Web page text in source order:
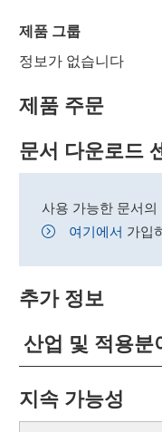
제품 그룹
정보가 없습니다
제품 주문
문서 다운로드
사용 가능한 문서
여기에서 가입
추가 정보
산업 및 적용분
지속 가능성